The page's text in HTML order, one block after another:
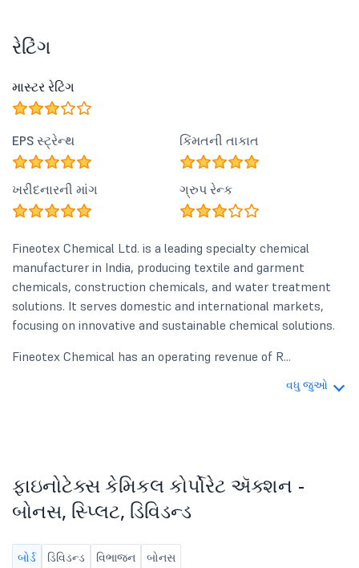
રેટિંગ
માસ્ટર રેટિંગ
EPS સ્ટ્રેન્થ કિંમતની તાકાત
ખરીદનારની માંગ ગ્રુપ રેન્ક
Fineotex Chemical Ltd. is a leading specialty chemical
manufacturer in India, producing textile and garment
chemicals, construction chemicals, and water treatment
solutions. It serves domestic and international markets,
focusing on innovative and sustainable chemical solutions.
Fineotex Chemical has an operating revenue of R...
વધુ જુઓ
ફાઇનોટેક્સ કેમિકલ કોર્પોરેટ ઍક્શન -
બોનસ, સ્પ્લિટ, ડિવિડન્ડ
બોર્ડ ડિવિડન્ડ વિભાજન બોનસ